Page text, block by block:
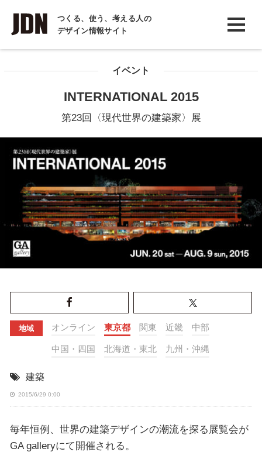
つくる、使う、考える人の
デザイン情報サイト
INTERVIEW
インタビュー
COLUMN
イベント
INTERNATIONAL 2015
第23回〈現代世界の建築家〉展
地域 オンライン 東京都 関東 近畿 中部
中国・四国 北海道・東北 九州・沖縄
建築
2015/6/29 0:00
毎年恒例、世界の建築デザインの潮流を探る展覧会が
GA galleryにて開催される。